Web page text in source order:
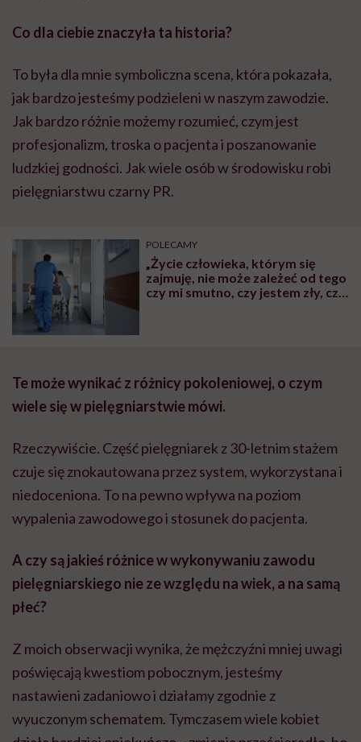
Co dla ciebie znaczyła ta historia?
To była dla mnie symboliczna scena, która pokazała,
jak bardzo jesteśmy podzieleni w naszym zawodzie.
Jak bardzo różnie możemy rozumieć, czym jest
profesjonalizm, troska o pacjenta i poszanowanie
ludzkiej godności. Jak wiele osób w środowisku robi
pielęgniarstwu czarny PR.
POLECAMY
„Życie człowieka, którym się
zajmuję, nie może zależeć od tego
czy mi smutno, czy jestem zły, czy
Te może wynikać z różnicy pokoleniowej, o czym
wiele się w pielęgniarstwie mówi.
Rzeczywiście. Część pielęgniarek z 30-letnim stażem
czuje się znokautowana przez system, wykorzystana i
niedoceniona. To na pewno wpływa na poziom
wypalenia zawodowego i stosunek do pacjenta.
A czy są jakieś różnice w wykonywaniu zawodu
pielęgniarskiego nie ze względu na wiek, a na samą
płeć?
Z moich obserwacji wynika, że mężczyźni mniej uwagi
poświęcają kwestiom pobocznym, jesteśmy
nastawieni zadaniowo i działamy zgodnie z
wyuczonym schematem. Tymczasem wiele kobiet